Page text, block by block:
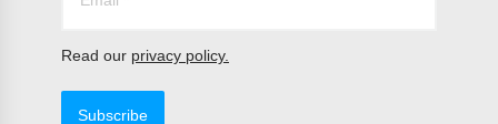
Read our privacy policy.
Subscribe